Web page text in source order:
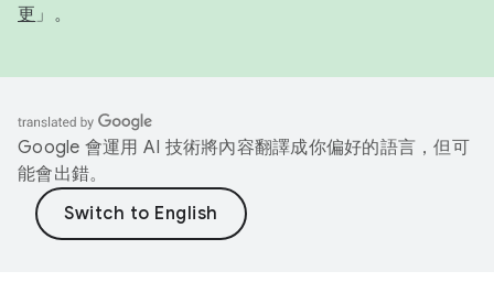
更 」。
Google 會運用 AI 技術將內容翻譯成你偏好的語言，但可
能會出錯。